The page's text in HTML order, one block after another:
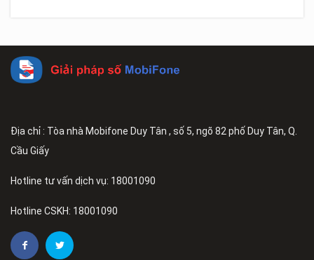
Địa chỉ : Tòa nhà Mobifone Duy Tân , số 5, ngõ 82 phố Duy Tân, Q.
Cầu Giấy
Hotline tư vấn dịch vụ: 18001090
Hotline CSKH: 18001090